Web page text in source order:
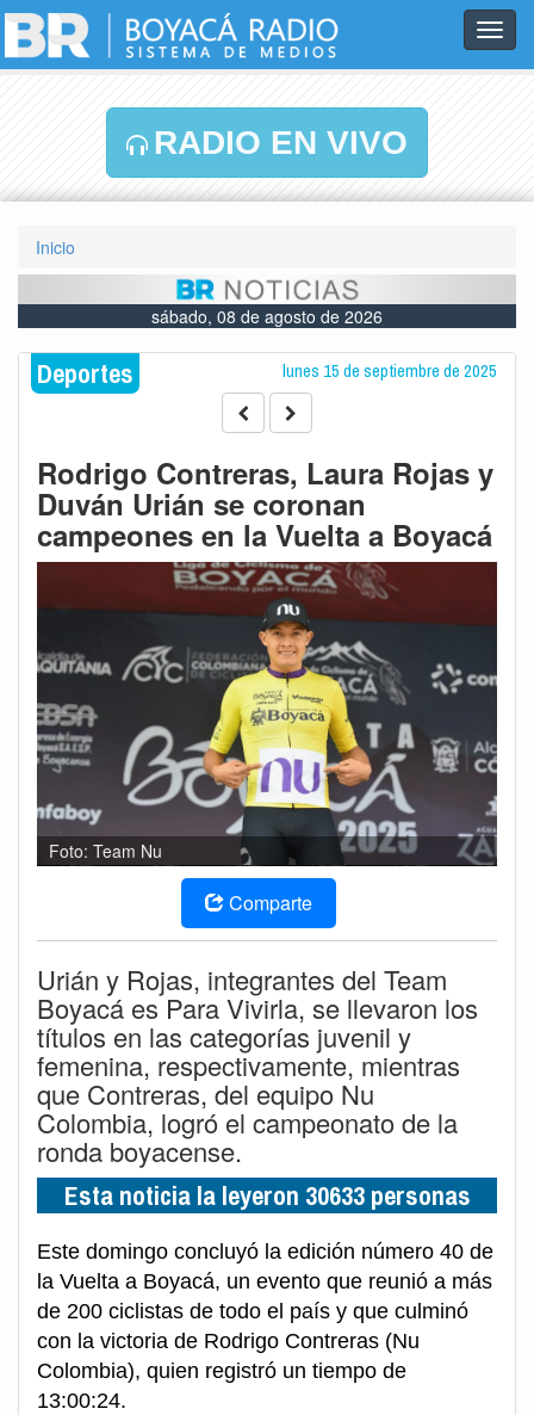
RADIO EN VIVO
Inicio
sábado, 08 de agosto de 2026
Deportes lunes 15 de septiembre de 2025
Rodrigo Contreras, Laura Rojas y
Duván Urián se coronan
campeones en la Vuelta a Boyacá
Foto: Team Nu
Comparte
Urián y Rojas, integrantes del Team
Boyacá es Para Vivirla, se llevaron los
títulos en las categorías juvenil y
femenina, respectivamente, mientras
que Contreras, del equipo Nu
Colombia, logró el campeonato de la
ronda boyacense.
Esta noticia la leyeron 30633 personas
Este domingo concluyó la edición número 40 de
la Vuelta a Boyacá, un evento que reunió a más
de 200 ciclistas de todo el país y que culminó
con la victoria de Rodrigo Contreras (Nu
Colombia), quien registró un tiempo de
13:00:24.